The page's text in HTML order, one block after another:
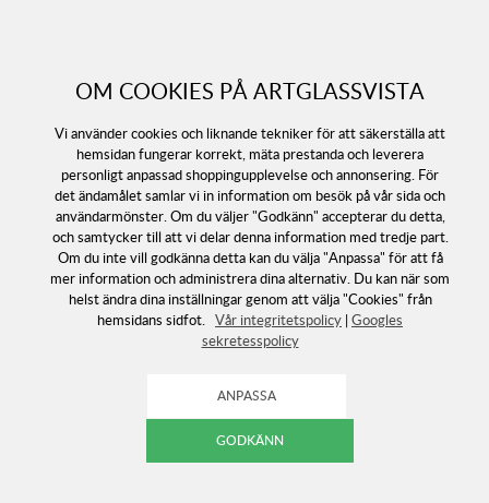
OM COOKIES PÅ ARTGLASSVISTA
Vi använder cookies och liknande tekniker för att säkerställa att
hemsidan fungerar korrekt, mäta prestanda och leverera
personligt anpassad shoppingupplevelse och annonsering. För
det ändamålet samlar vi in information om besök på vår sida och
användarmönster. Om du väljer "Godkänn" accepterar du detta,
och samtycker till att vi delar denna information med tredje part.
Om du inte vill godkänna detta kan du välja "Anpassa" för att få
mer information och administrera dina alternativ. Du kan när som
helst ändra dina inställningar genom att välja "Cookies" från
hemsidans sidfot. Vår integritetspolicy | Googles
sekretesspolicy
Följ oss